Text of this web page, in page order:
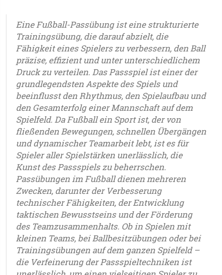
Eine Fußball-Passübung ist eine strukturierte
Trainingsübung, die darauf abzielt, die
Fähigkeit eines Spielers zu verbessern, den Ball
präzise, effizient und unter unterschiedlichem
Druck zu verteilen. Das Passspiel ist einer der
grundlegendsten Aspekte des Spiels und
beeinflusst den Rhythmus, den Spielaufbau und
den Gesamterfolg einer Mannschaft auf dem
Spielfeld. Da Fußball ein Sport ist, der von
fließenden Bewegungen, schnellen Übergängen
und dynamischer Teamarbeit lebt, ist es für
Spieler aller Spielstärken unerlässlich, die
Kunst des Passspiels zu beherrschen.
Passübungen im Fußball dienen mehreren
Zwecken, darunter der Verbesserung
technischer Fähigkeiten, der Entwicklung
taktischen Bewusstseins und der Förderung
des Teamzusammenhalts. Ob in Spielen mit
kleinen Teams, bei Ballbesitzübungen oder bei
Trainingsübungen auf dem ganzen Spielfeld –
die Verfeinerung der Passspieltechniken ist